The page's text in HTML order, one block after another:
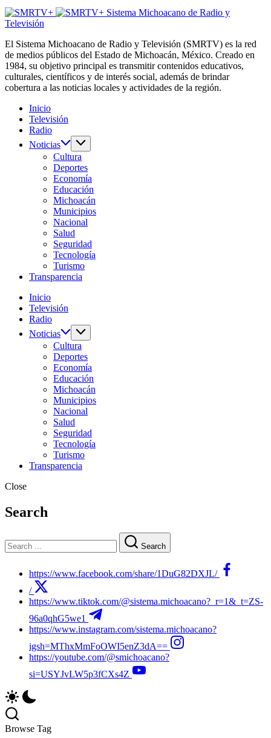
Sistema Michoacano de Radio y
Televisión
El Sistema Michoacano de Radio y Televisión (SMRTV) es la red
de medios públicos del Estado de Michoacán, México. Creado en
1984, su objetivo principal es transmitir contenidos educativos,
culturales, científicos y de interés social, además de brindar
cobertura a las noticias locales y actividades de la región.
Inicio
Televisión
Radio
Noticias
Cultura
Deportes
Economía
Educación
Michoacán
Municipios
Nacional
Salud
Seguridad
Tecnología
Turismo
Transparencia
Inicio
Televisión
Radio
Noticias
Cultura
Deportes
Economía
Educación
Michoacán
Municipios
Nacional
Salud
Seguridad
Tecnología
Turismo
Transparencia
Close
Search
Search
https://www.facebook.com/share/1DuG82DXJL/
/
https://www.tiktok.com/@sistema.michoacano?_r=1&_t=ZS-
96a0qhG5we1
https://www.instagram.com/sistema.michoacano?
igsh=MThxMmFoOWI5enZ3dA==
https://youtube.com/@smichoacano?
si=USYJvLW5p3fCXs4Z
Browse Tag